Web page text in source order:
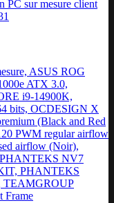
ASUS ROG
ATX 3.0,
i9-14900K,
bits, OCDESIGN X
(Black and Red
PWM regular airflow
airflow (Noir),
NV7
PHANTEKS
TEAMGROUP
Frame